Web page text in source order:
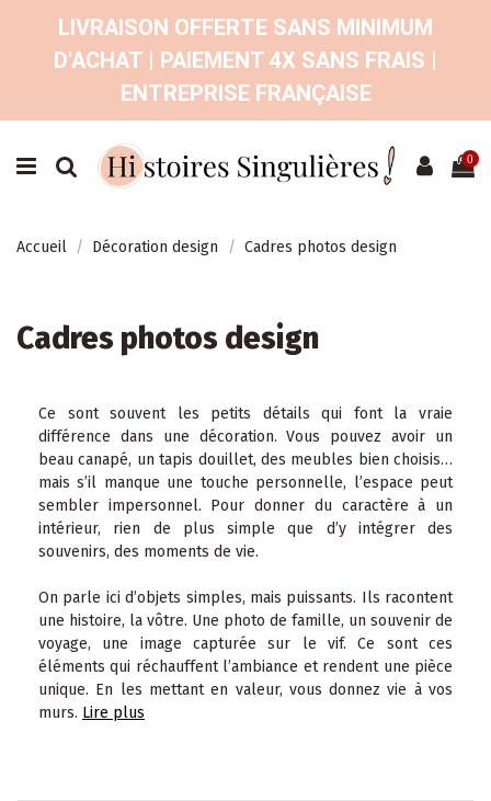
LIVRAISON OFFERTE SANS MINIMUM
D'ACHAT | PAIEMENT 4X SANS FRAIS |
ENTREPRISE FRANÇAISE
0
Accueil Décoration design Cadres photos design
Cadres photos design
Ce sont souvent les petits détails qui font la vraie
différence dans une décoration. Vous pouvez avoir un
beau canapé, un tapis douillet, des meubles bien choisis…
mais s’il manque une touche personnelle, l’espace peut
sembler impersonnel. Pour donner du caractère à un
intérieur, rien de plus simple que d’y intégrer des
souvenirs, des moments de vie.
On parle ici d’objets simples, mais puissants. Ils racontent
une histoire, la vôtre. Une photo de famille, un souvenir de
voyage, une image capturée sur le vif. Ce sont ces
éléments qui réchauffent l’ambiance et rendent une pièce
unique. En les mettant en valeur, vous donnez vie à vos
murs. Lire plus